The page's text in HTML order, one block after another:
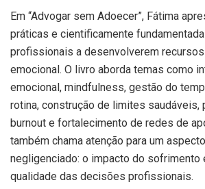
Em “Advogar sem Adoecer”, Fátima
práticas e cientificamente
profissionais a desenvolverem
emocional. O livro aborda temas como
emocional, mindfulness, gestão do
rotina, construção de limites saudáveis,
burnout e fortalecimento de redes de
também chama atenção para um
negligenciado: o impacto do sofrimento
qualidade das decisões profissionais.